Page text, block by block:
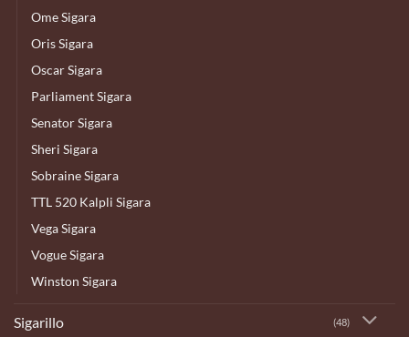
Ome Sigara
Oris Sigara
Oscar Sigara
Parliament Sigara
Senator Sigara
Sheri Sigara
Sobraine Sigara
TTL 520 Kalpli Sigara
Vega Sigara
Vogue Sigara
Winston Sigara
Sigarillo (48)